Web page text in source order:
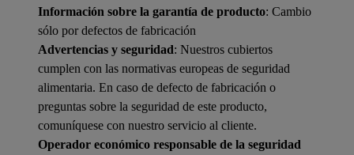
Información sobre la garantía de producto: Cambio
sólo por defectos de fabricación
Advertencias y seguridad: Nuestros cubiertos
cumplen con las normativas europeas de seguridad
alimentaria. En caso de defecto de fabricación o
preguntas sobre la seguridad de este producto,
comuníquese con nuestro servicio al cliente.
Operador económico responsable de la seguridad